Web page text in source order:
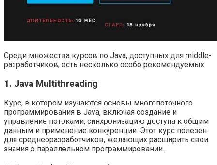
Среди множества курсов по Java, доступных для middle-
разработчиков, есть несколько особо рекомендуемых:
1. Java Multithreading
Курс, в котором изучаются основы многопоточного
программирования в Java, включая создание и
управление потоками, синхронизацию доступа к общим
данным и применение конкуренции. Этот курс полезен
для среднеоразработчиков, желающих расширить свои
знания о параллельном программировании.